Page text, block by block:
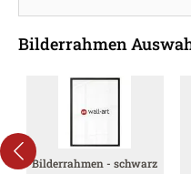
Bilderrahmen
Bilderrahmen - schwarz